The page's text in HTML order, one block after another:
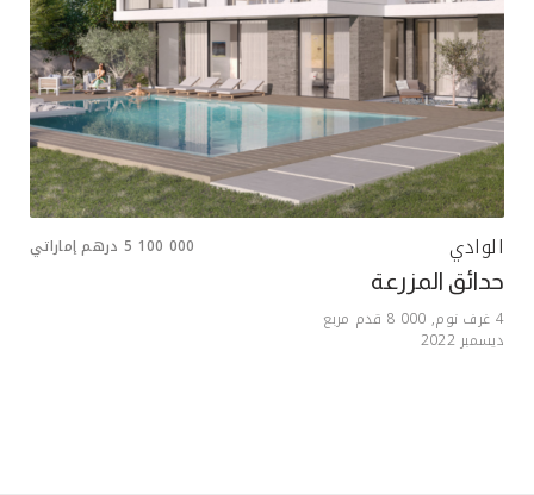
الوادي 5 100 000 درهم إماراتي
حدائق المزرعة
4 غرف نوم, 8 000 قدم مربع
ديسمبر 2022